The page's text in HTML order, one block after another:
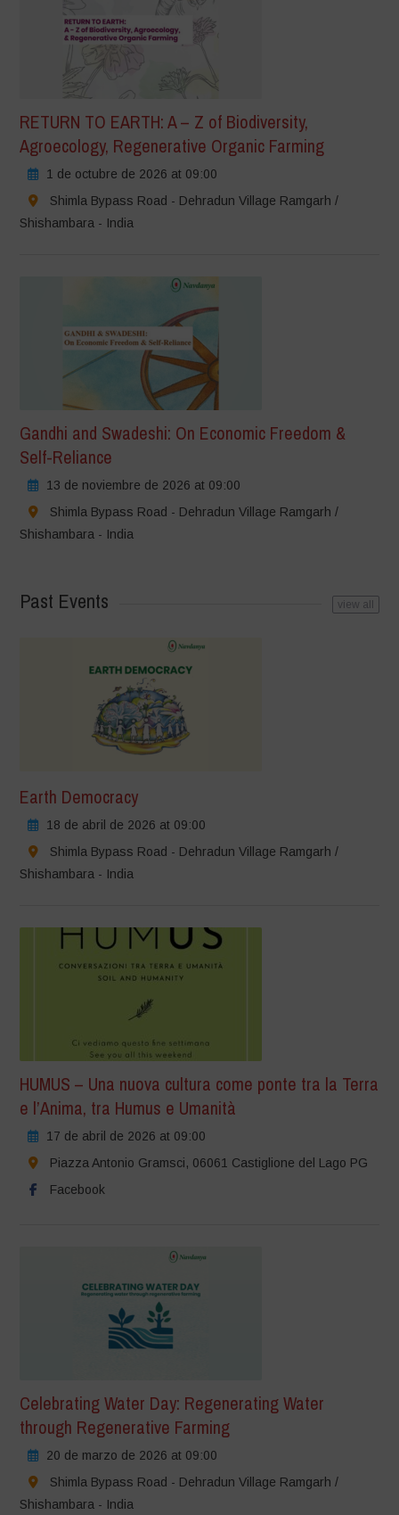
RETURN TO EARTH: A – Z of Biodiversity,
Agroecology, Regenerative Organic Farming
1 de octubre de 2026 at 09:00
Shimla Bypass Road - Dehradun Village Ramgarh /
Shishambara - India
Gandhi and Swadeshi: On Economic Freedom &
Self-Reliance
13 de noviembre de 2026 at 09:00
Shimla Bypass Road - Dehradun Village Ramgarh /
Shishambara - India
Past Events view all
Earth Democracy
18 de abril de 2026 at 09:00
Shimla Bypass Road - Dehradun Village Ramgarh /
Shishambara - India
HUMUS – Una nuova cultura come ponte tra la Terra
e l’Anima, tra Humus e Umanità
17 de abril de 2026 at 09:00
Piazza Antonio Gramsci, 06061 Castiglione del Lago PG
Facebook
Celebrating Water Day: Regenerating Water
through Regenerative Farming
20 de marzo de 2026 at 09:00
Shimla Bypass Road - Dehradun Village Ramgarh /
Shishambara - India